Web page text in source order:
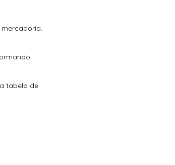
tabela de